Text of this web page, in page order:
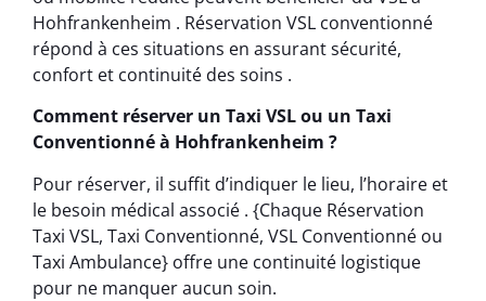
Hohfrankenheim . Réservation VSL conventionné
répond à ces situations en assurant sécurité,
confort et continuité des soins .
Comment réserver un Taxi VSL ou un Taxi
Conventionné à Hohfrankenheim ?
Pour réserver, il suffit d’indiquer le lieu, l’horaire et
le besoin médical associé . {Chaque Réservation
Taxi VSL, Taxi Conventionné, VSL Conventionné ou
Taxi Ambulance} offre une continuité logistique
pour ne manquer aucun soin.